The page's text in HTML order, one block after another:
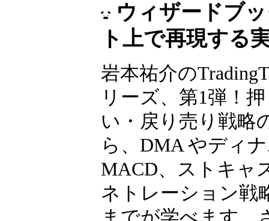
した。
▼ 株式高勝率パタ
ウィザードブ
ト上で再現する
岩本祐介の
リーズ、第1弾！
い・戻り売り戦略